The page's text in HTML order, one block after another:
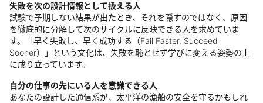
失敗を次の設計情報として扱える人
試験で予期しない結果が出たとき、それを隠すのではなく、原因
を徹底的に分解して次のサイクルに反映できる人を求めていま
す。「早く失敗し、早く成功する（Fail Faster, Succeed
Sooner）」という文化は、失敗を恥とせず学びに変える姿勢の上
に成り立っています。
自分の仕事の先にいる人を意識できる人
あなたの設計した通信系が、太平洋の漁船の安全を守るかもしれ